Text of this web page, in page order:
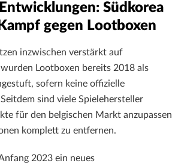
Südkorea
gegen Lootboxen
inzwischen verstärkt auf
wurden Lootboxen bereits 2018 als
sofern keine offizielle
sind viele Spielehersteller
für den belgischen Markt anzupassen
komplett zu entfernen.
2023 ein neues